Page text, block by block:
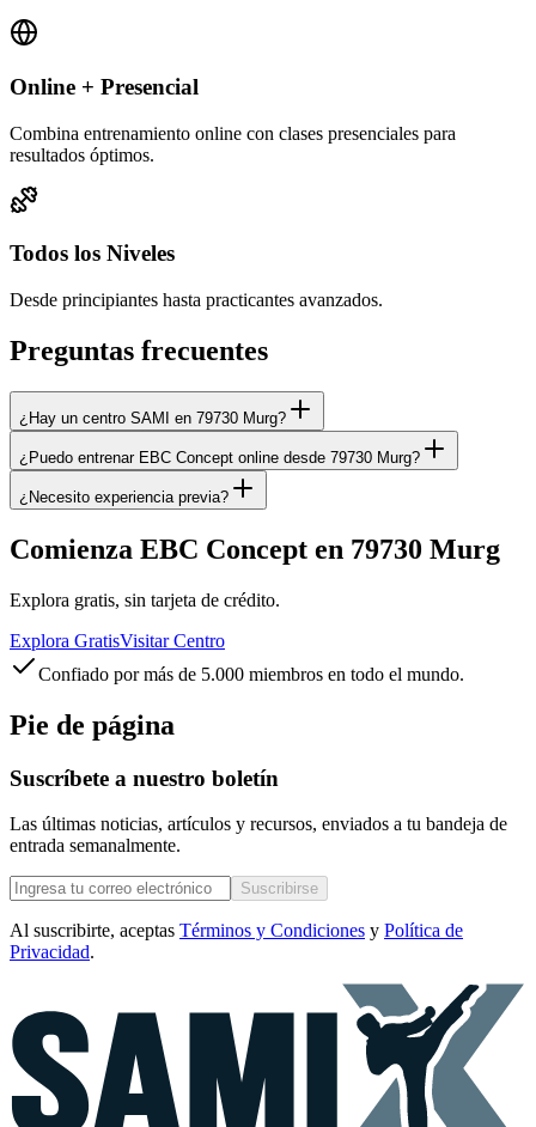
Online + Presencial
Combina entrenamiento online con clases presenciales para
resultados óptimos.
Todos los Niveles
Desde principiantes hasta practicantes avanzados.
Preguntas frecuentes
¿Hay un centro SAMI en 79730 Murg?
¿Puedo entrenar EBC Concept online desde 79730 Murg?
¿Necesito experiencia previa?
Comienza EBC Concept en 79730 Murg
Explora gratis, sin tarjeta de crédito.
Explora GratisVisitar Centro
Confiado por más de 5.000 miembros en todo el mundo.
Pie de página
Suscríbete a nuestro boletín
Las últimas noticias, artículos y recursos, enviados a tu bandeja de
entrada semanalmente.
Suscribirse
Al suscribirte, aceptas Términos y Condiciones y Política de
Privacidad.